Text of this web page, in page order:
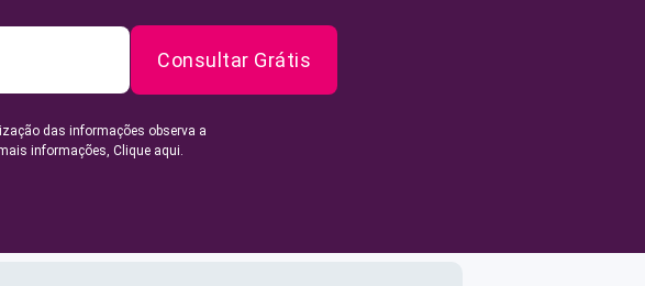
Consultar Grátis
das informações observa a
informações, Clique aqui.